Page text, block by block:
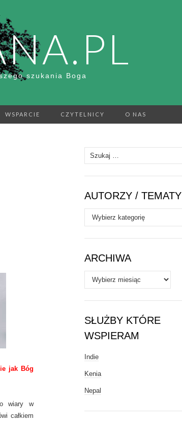
szukania Boga
WSPARCIE CZYTELNICY O NAS
jak Bóg
wiary w
całkiem
Szukaj:
AUTORZY / TEMATY
Autorzy
/
Tematy
ARCHIWA
Archiwa
SŁUŻBY KTÓRE
WSPIERAM
Indie
Kenia
Nepal